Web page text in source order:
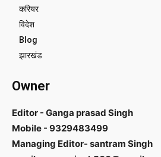
करियर
विदेश
Blog
झारखंड
Owner
Editor - Ganga prasad Singh
Mobile - 9329483499
Managing Editor- santram Singh